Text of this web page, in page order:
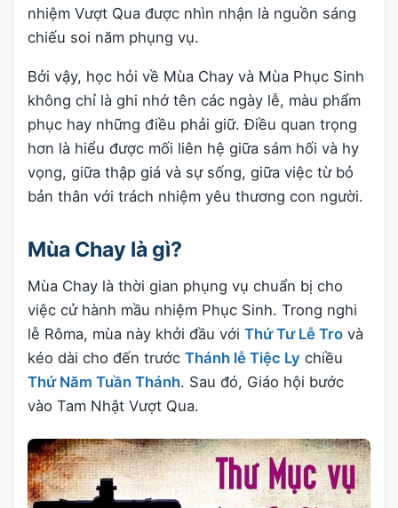
nhiệm Vượt Qua được nhìn nhận là nguồn sáng
chiếu soi năm phụng vụ.
Bởi vậy, học hỏi về Mùa Chay và Mùa Phục Sinh
không chỉ là ghi nhớ tên các ngày lễ, màu phẩm
phục hay những điều phải giữ. Điều quan trọng
hơn là hiểu được mối liên hệ giữa sám hối và hy
vọng, giữa thập giá và sự sống, giữa việc từ bỏ
bản thân với trách nhiệm yêu thương con người.
Mùa Chay là gì?
Mùa Chay là thời gian phụng vụ chuẩn bị cho
việc cử hành mầu nhiệm Phục Sinh. Trong nghi
lễ Rôma, mùa này khởi đầu với Thứ Tư Lễ Tro và
kéo dài cho đến trước Thánh lễ Tiệc Ly chiều
Thứ Năm Tuần Thánh. Sau đó, Giáo hội bước
vào Tam Nhật Vượt Qua.